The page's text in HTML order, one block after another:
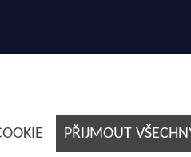
PŘIJMOUT
Tvorba webových stránek byE-